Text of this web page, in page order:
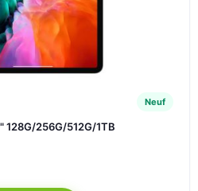
Neuf
128G/256G/512G/1TB